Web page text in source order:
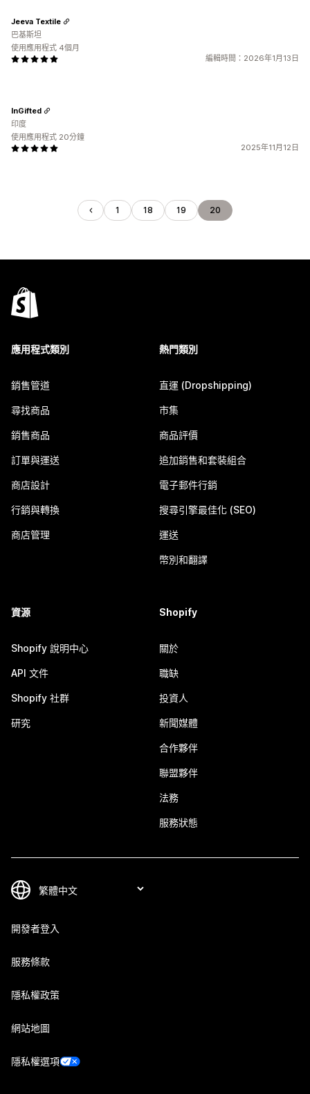
編輯時間：2026年1月13日
Jeeva Textile
巴基斯坦
使用應用程式 4個月
2025年11月12日
InGifted
印度
使用應用程式 20分鐘
1 18 19 20
應用程式類別
銷售管道
尋找商品
銷售商品
訂單與運送
商店設計
行銷與轉換
商店管理
熱門類別
直運 (Dropshipping)
市集
商品評價
追加銷售和套裝組合
電子郵件行銷
搜尋引擎最佳化 (SEO)
運送
幣別和翻譯
資源
Shopify 說明中心
API 文件
Shopify 社群
研究
Shopify
關於
職缺
投資人
新聞媒體
合作夥伴
聯盟夥伴
法務
服務狀態
開發者登入
服務條款
隱私權政策
網站地圖
隱私權選項